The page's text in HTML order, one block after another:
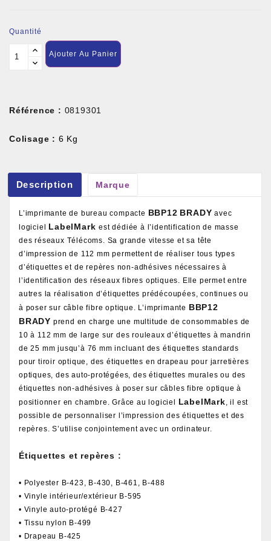
Quantité
Ajouter Au Panier
Référence : 0819301
Colisage : 6 Kg
Description Marque
L’imprimante de bureau compacte BBP12 BRADY avec
logiciel LabelMarkest dédiée à l’identification de masse
des réseaux Télécoms. Sa grande vitesse et sa tête
d’impression de 112 mm permettent de réaliser tous types
d’étiquettes et de repères non-adhésives nécessaires à
l’identification des réseaux fibres optiques. Elle permet entre
autres la réalisation d’étiquettes prédécoupées, continues ou
à poser sur câble fibre optique. L’imprimante BBP12
BRADY prend en charge une multitude de consommables de
10 à 112 mm de large sur des rouleaux d’étiquettes à mandrin
de 25 mm jusqu’à 76 mm incluant des étiquettes standards
pour tiroir optique, des étiquettes en drapeau pour jarretières
optiques, des auto-protégées, des étiquettes murales ou des
étiquettes non-adhésives à poser sur câbles fibre optique à
positionner en chambre. Grâce au logiciel LabelMark, il est
possible de personnaliser l’impression des étiquettes et des
repères. S’utilise conjointement avec un ordinateur.
Étiquettes et repères :
• Polyester B-423, B-430, B-461, B-488
• Vinyle intérieur/extérieur B-595
• Vinyle auto-protégé B-427
• Tissu nylon B-499
• Drapeau B-425